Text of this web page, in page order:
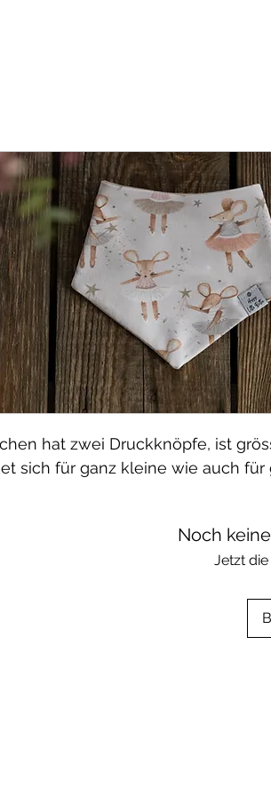
hat zwei Druckknöpfe, ist
sich für ganz kleine wie auch für
Noch
Jetzt